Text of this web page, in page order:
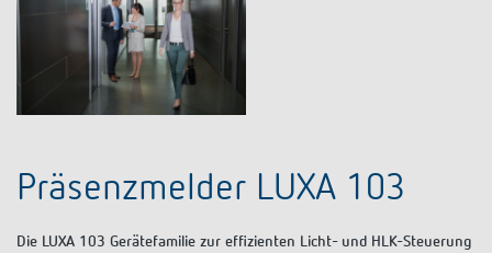
Präsenzmelder LUXA 103
Die LUXA 103 Gerätefamilie zur effizienten Licht- und HLK-Steuerung